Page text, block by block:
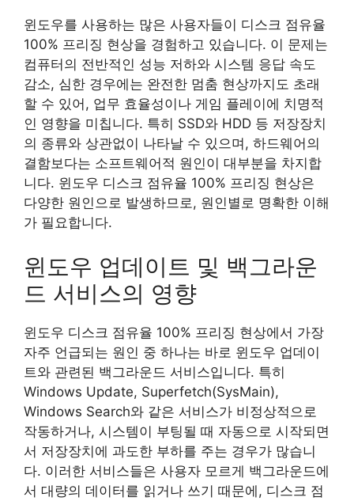
윈도우를 사용하는 많은 사용자들이 디스크 점유율
100% 프리징 현상을 경험하고 있습니다. 이 문제는
컴퓨터의 전반적인 성능 저하와 시스템 응답 속도
감소, 심한 경우에는 완전한 멈춤 현상까지도 초래
할 수 있어, 업무 효율성이나 게임 플레이에 치명적
인 영향을 미칩니다. 특히 SSD와 HDD 등 저장장치
의 종류와 상관없이 나타날 수 있으며, 하드웨어의
결함보다는 소프트웨어적 원인이 대부분을 차지합
니다. 윈도우 디스크 점유율 100% 프리징 현상은
다양한 원인으로 발생하므로, 원인별로 명확한 이해
가 필요합니다.
윈도우 업데이트 및 백그라운
드 서비스의 영향
윈도우 디스크 점유율 100% 프리징 현상에서 가장
자주 언급되는 원인 중 하나는 바로 윈도우 업데이
트와 관련된 백그라운드 서비스입니다. 특히
Windows Update, Superfetch(SysMain),
Windows Search와 같은 서비스가 비정상적으로
작동하거나, 시스템이 부팅될 때 자동으로 시작되면
서 저장장치에 과도한 부하를 주는 경우가 많습니
다. 이러한 서비스들은 사용자 모르게 백그라운드에
서 대량의 데이터를 읽거나 쓰기 때문에, 디스크 점